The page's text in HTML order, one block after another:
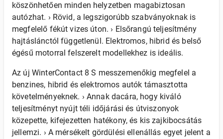
köszönhetően minden helyzetben magabiztosan
autózhat. › Rövid, a legszigorúbb szabványoknak is
megfelelő fékút vizes úton. › Elsőrangú teljesítmény
hajtáslánctól függetlenül. Elektromos, hibrid és belső
égésű motorral felszerelt modellekhez is ideális.
Az új WinterContact 8 S messzemenőkig megfelel a
benzines, hibrid és elektromos autók támasztotta
követelményeknek. › Annak dacára, hogy kiváló
teljesítményt nyújt téli időjárási és útviszonyok
közepette, kifejezetten hatékony, és kis zajkibocsátás
jellemzi. › A mérsékelt gördülési ellenállás egyet jelent a